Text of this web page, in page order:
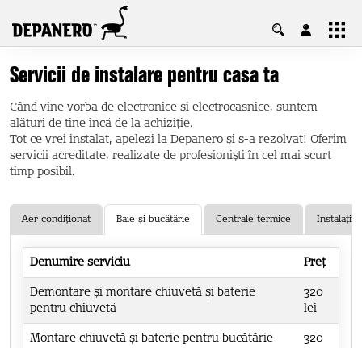
Contul tău, casa ta! Ai control total
asupra produselor și garanțiilor.
Intră în cont
Servicii de instalare pentru casa ta
Când vine vorba de electronice și electrocasnice, suntem
alături de tine încă de la achiziţie.
Tot ce vrei instalat, apelezi la Depanero și s-a rezolvat! Oferim
servicii acreditate, realizate de profesioniști în cel mai scurt
timp posibil.
Aer condiționat Baie și bucătărie Centrale termice Instalații
Denumire serviciu Preț
Demontare și montare chiuvetă și baterie
pentru chiuvetă
320
lei
Montare chiuvetă și baterie pentru bucătărie
320